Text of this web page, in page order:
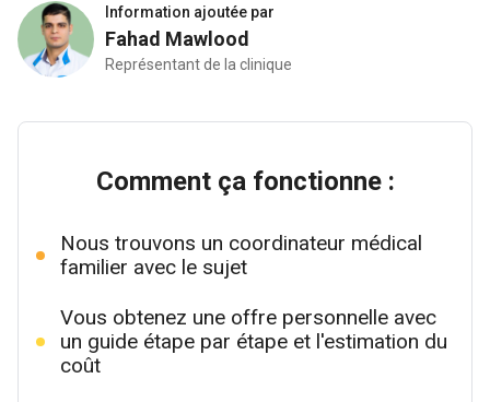
Information ajoutée par
Fahad Mawlood
Représentant de la clinique
Comment ça fonctionne :
Nous trouvons un coordinateur médical
familier avec le sujet
Vous obtenez une offre personnelle avec
un guide étape par étape et l'estimation du
coût